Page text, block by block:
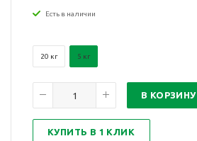
Есть в наличии
20 кг 5 кг
В КОРЗИНУ
КУПИТЬ В 1 КЛИК